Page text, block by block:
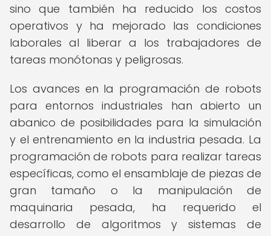
sino que también ha reducido los costos
operativos y ha mejorado las condiciones
laborales al liberar a los trabajadores de
tareas monótonas y peligrosas.
Los avances en la programación de robots
para entornos industriales han abierto un
abanico de posibilidades para la simulación
y el entrenamiento en la industria pesada. La
programación de robots para realizar tareas
específicas, como el ensamblaje de piezas de
gran tamaño o la manipulación de
maquinaria pesada, ha requerido el
desarrollo de algoritmos y sistemas de